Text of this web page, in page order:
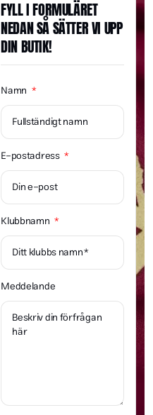
11 0
FYLL I FORMULÄRET
NEDAN SÅ SÄTTER VI UPP
DIN BUTIK!
Namn
E-postadress
Klubbnamn
Meddelande